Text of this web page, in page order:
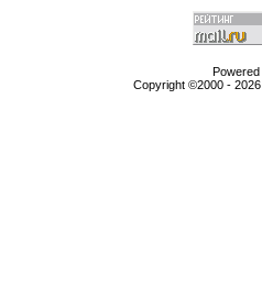
Copyright ©2000 -